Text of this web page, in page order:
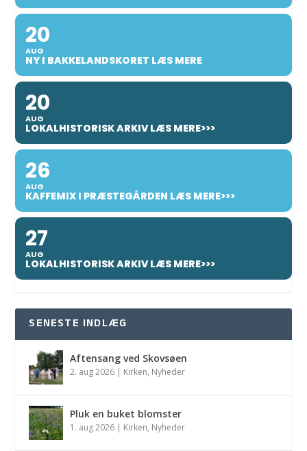
20
AUG
NY I BAKKELANDSKORET LÆS MERE
20
AUG
LOKALHISTORISK ARKIV LÆS MERE>>>
26
AUG
KAFFEMIX I PRÆSTEGÅRDEN LÆS MERE>>>
27
AUG
LOKALHISTORISK ARKIV LÆS MERE>>>
SENESTE INDLÆG
Aftensang ved Skovsøen
2. aug 2026 | Kirken, Nyheder
Pluk en buket blomster
1. aug 2026 | Kirken, Nyheder